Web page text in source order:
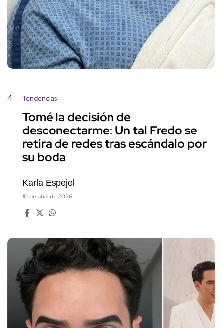
4 Tendencias
Tomé la decisión de
desconectarme: Un tal Fredo se
retira de redes tras escándalo por
su boda
Karla Espejel
10 de abril de 2026